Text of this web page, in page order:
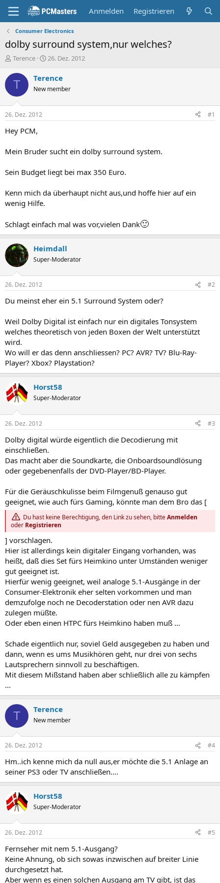
Anmelden Registrieren
Consumer Electronics
dolby surround system,nur welches?
E
s
t
e
r
Terence
E
s
e
t
26. Dez. 2012
T Terence
New member
26. Dez. 2012 #1
Hey PCM,
Mein Bruder sucht ein dolby surround system.
Sein Budget liegt bei max 350 Euro.
Kenn mich da überhaupt nicht aus,und hoffe hier auf ein
wenig Hilfe.
Schlagt einfach mal was vor,vielen Dank🙂
Heimdall
Super-Moderator
26. Dez. 2012 #2
Du meinst eher ein 5.1 Surround System oder?
Weil Dolby Digital ist einfach nur ein digitales Tonsystem
welches theoretisch von jeden Boxen der Welt unterstützt
wird.
Wo will er das denn anschliessen? PC? AVR? TV? Blu-Ray-
Player? Xbox? Playstation?
Horst58
Super-Moderator
26. Dez. 2012 #3
Dolby digital würde eigentlich die Decodierung mit
einschließen.
Das macht aber die Soundkarte, die Onboardsoundlösung
oder gegebenenfalls der DVD-Player/BD-Player.
Für die Geräuschkulisse beim Filmgenuß genauso gut
geeignet, wie auch fürs Gaming, könnte man dem Bro das [
Du hast keine Berechtigung, den Link zu sehen, bitteAnmelden
oder Registrieren
] vorschlagen.
Hier ist allerdings kein digitaler Eingang vorhanden, was
heißt, daß dies Set fürs Heimkino unter Umständen weniger
gut geeignet ist.
Hierfür wenig geeignet, weil analoge 5.1-Ausgänge in der
Consumer-Elektronik eher selten vorkommen und man
demzufolge noch ne Decoderstation oder nen AVR dazu
zulegen müßte.
Oder eben einen HTPC fürs Heimkino haben muß ...
Schade eigentlich nur, soviel Geld ausgegeben zu haben und
dann, wenn es ums Musikhören geht, nur drei von sechs
Lautsprechern sinnvoll zu beschäftigen.
Mit diesem Mißstand haben aber schließlich alle zu kämpfen
...
T Terence
New member
26. Dez. 2012 #4
Hm..ich kenne mich da null aus,er möchte die 5.1 Anlage an
seiner PS3 oder TV anschließen....
Horst58
Super-Moderator
26. Dez. 2012 #5
Fernseher mit nem 5.1-Ausgang?
Keine Ahnung, ob sich sowas inzwischen auf breiter Linie
durchgesetzt hat.
Aber wenn es einen solchen Ausgang am TV gibt, ist das